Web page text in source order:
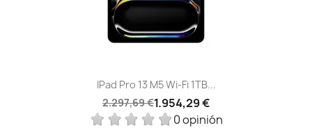
IPad Pro 13 M5 Wi‑Fi 1TB...
2.297,69 €1.954,29 €
0 opinión